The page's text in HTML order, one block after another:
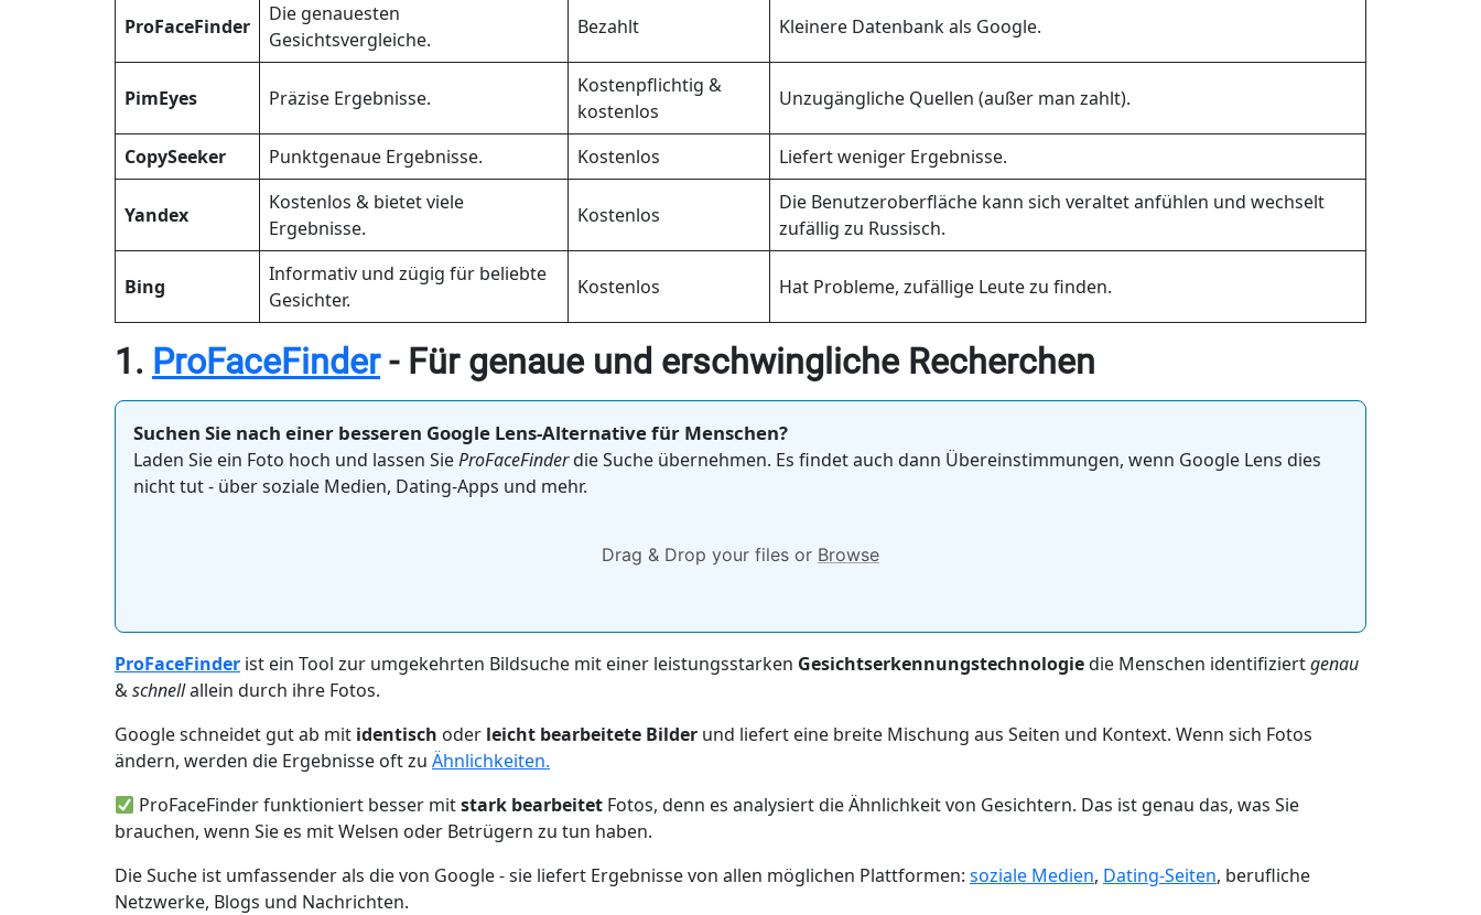
ProFaceFinder
Die genauesten
Gesichtsvergleiche.
Bezahlt Kleinere Datenbank als Google.
PimEyes Präzise Ergebnisse.
Kostenpflichtig &
kostenlos
Unzugängliche Quellen (außer man zahlt).
CopySeeker Punktgenaue Ergebnisse. Kostenlos Liefert weniger Ergebnisse.
Yandex
Kostenlos & bietet viele
Ergebnisse.
Kostenlos
Die Benutzeroberfläche kann sich veraltet anfühlen und wechselt
zufällig zu Russisch.
Bing
Informativ und zügig für beliebte
Gesichter.
Kostenlos Hat Probleme, zufällige Leute zu finden.
1. ProFaceFinder- Für genaue und erschwingliche Recherchen
Suchen Sie nach einer besseren Google Lens-Alternative für Menschen?
Laden Sie ein Foto hoch und lassen SieProFaceFinderdie Suche übernehmen. Es findet auch dann Übereinstimmungen, wenn Google Lens dies
nicht tut - über soziale Medien, Dating-Apps und mehr.
Drag & Drop your files or Browse
ProFaceFinder ist ein Tool zur umgekehrten Bildsuche mit einer leistungsstarken Gesichtserkennungstechnologiedie Menschen identifiziertgenau
&schnellallein durch ihre Fotos.
Google schneidet gut ab mit identisch oder leicht bearbeitete Bilder und liefert eine breite Mischung aus Seiten und Kontext. Wenn sich Fotos
ändern, werden die Ergebnisse oft zu Ähnlichkeiten.
ProFaceFinder funktioniert besser mitstark bearbeitet Fotos, denn es analysiert die Ähnlichkeit von Gesichtern. Das ist genau das, was Sie
brauchen, wenn Sie es mit Welsen oder Betrügern zu tun haben.
Die Suche ist umfassender als die von Google - sie liefert Ergebnisse von allen möglichen Plattformen: soziale Medien, Dating-Seiten, berufliche
Netzwerke, Blogs und Nachrichten.